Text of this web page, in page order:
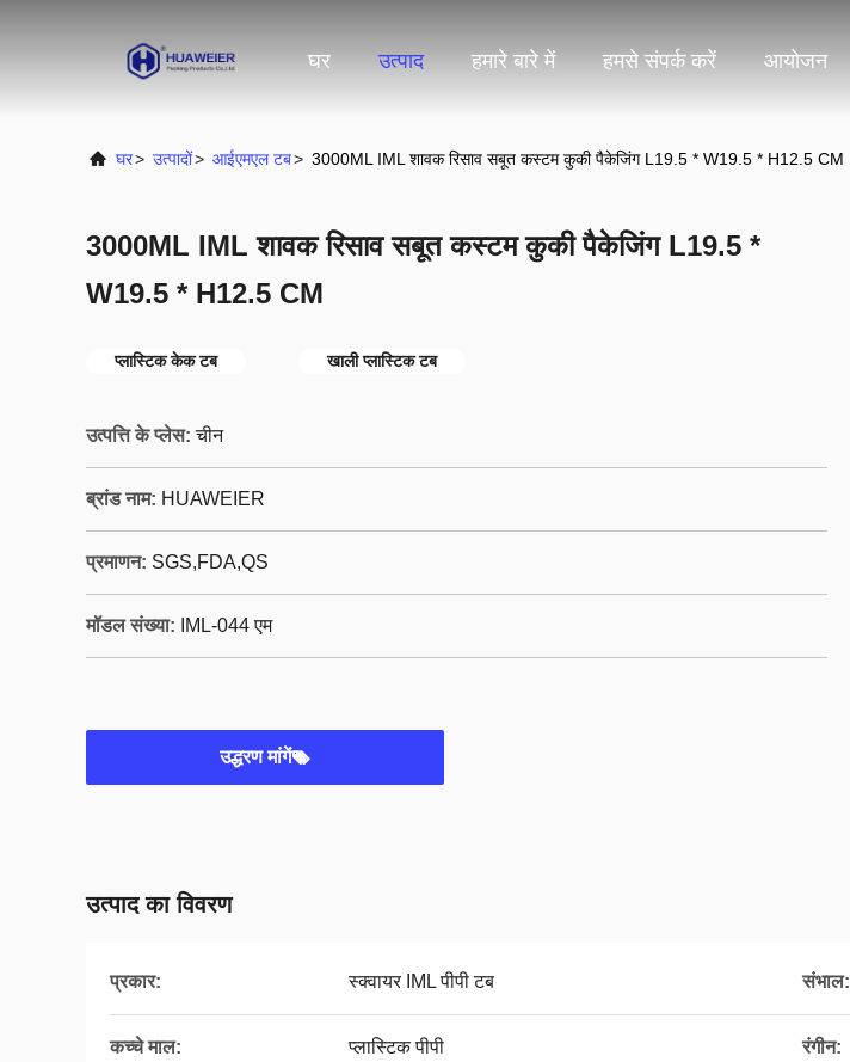
घर उत्पाद हमारे बारे में हमसे संपर्क करें आयोजन
घर> उत्पादों> आईएमएल टब> 3000ML IML शावक रिसाव सबूत कस्टम कुकी पैकेजिंग L19.5 * W19.5 * H12.5 CM
3000ML IML शावक रिसाव सबूत कस्टम कुकी पैकेजिंग L19.5 *
W19.5 * H12.5 CM
प्लास्टिक केक टब खाली प्लास्टिक टब
उत्पत्ति के प्लेस: चीन
ब्रांड नाम: HUAWEIER
प्रमाणन: SGS,FDA,QS
मॉडल संख्या: IML-044 एम
उद्धरण मांगें
उत्पाद का विवरण
प्रकार: स्क्वायर IML पीपी टब संभाल:
कच्चे माल: प्लास्टिक पीपी रंगीन: